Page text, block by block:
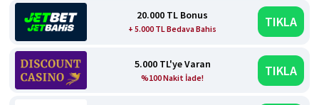
20.000 TL Bonus
+ 5.000 TL Bedava Bahis TIKLA
5.000 TL'ye Varan
%100 Nakit İade! TIKLA